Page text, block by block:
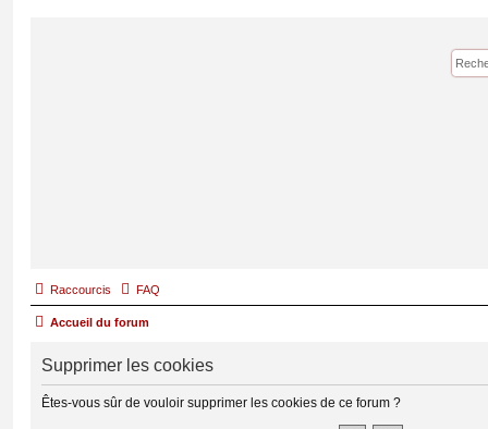
Raccourcis FAQ
Accueil du forum
Supprimer les cookies
Êtes-vous sûr de vouloir supprimer les cookies de ce forum ?